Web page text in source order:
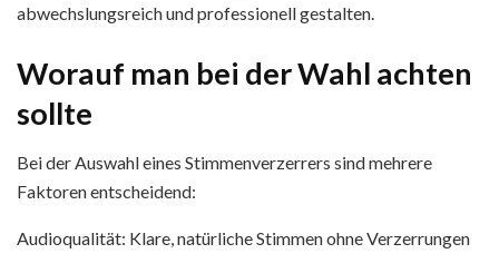
abwechslungsreich und professionell gestalten.
Worauf man bei der Wahl achten
sollte
Bei der Auswahl eines Stimmenverzerrers sind mehrere
Faktoren entscheidend:
Audioqualität: Klare, natürliche Stimmen ohne Verzerrungen